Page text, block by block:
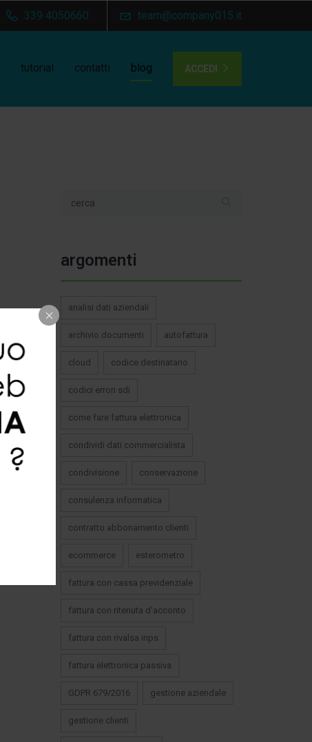
339 4050660 team@company015.it
tutorial contatti blog ACCEDI
argomenti
analisi dati aziendali
archivio documenti autofattura
cloud codice destinatario
codici errori sdi
come fare fattura elettronica
condividi dati commercialista
condivisione conservazione
consulenza informatica
contratto abbonamento clienti
ecommerce esterometro
fattura con cassa previdenziale
fattura con ritenuta d'acconto
fattura con rivalsa inps
fattura elettronica passiva
GDPR 679/2016 gestione aziendale
gestione clienti